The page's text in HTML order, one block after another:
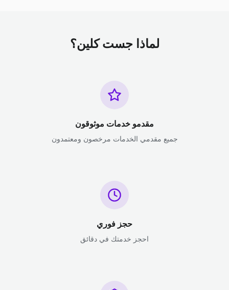
لماذا جست كلين؟
مقدمو خدمات موثوقون
جميع مقدمي الخدمات مرخصون ومعتمدون
حجز فوري
احجز خدمتك في دقائق